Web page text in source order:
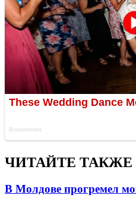
ЧИТАЙТЕ ТАКЖЕ
В Молдове прогремел